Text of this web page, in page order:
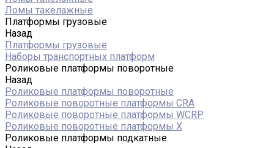
Ломы такелажные
Платформы грузовые
Назад
Платформы грузовые
Наборы транспортных платформ
Роликовые платформы поворотные
Назад
Роликовые платформы поворотные
Роликовые поворотные платформы CRA
Роликовые поворотные платформы WCRP
Роликовые поворотные платформы X
Роликовые платформы подкатные